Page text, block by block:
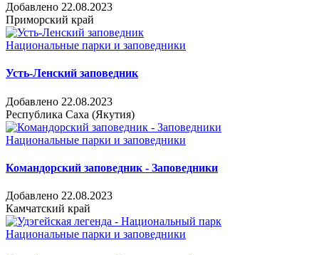
Добавлено 22.08.2023
Приморский край
Национальные парки и заповедники
Усть-Ленский заповедник
Добавлено 22.08.2023
Республика Саха (Якутия)
Национальные парки и заповедники
Командорский заповедник - Заповедники
Добавлено 22.08.2023
Камчатский край
Национальные парки и заповедники